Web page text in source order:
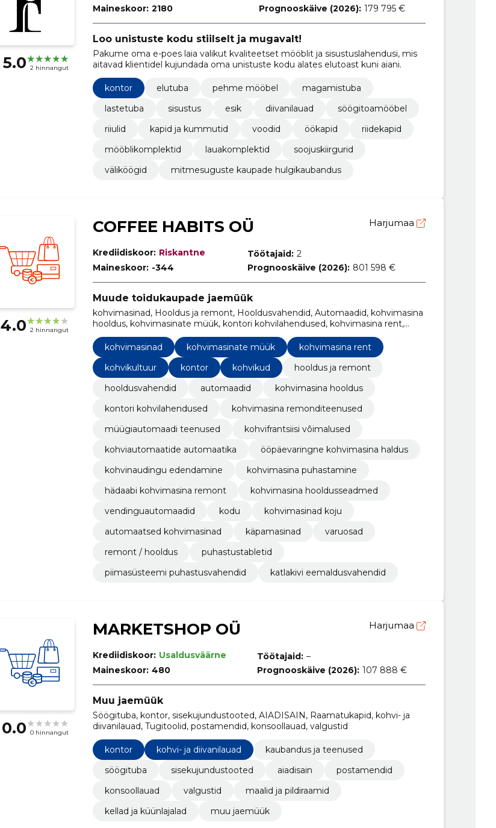
5.0 2 hinnangut
Maineskoor: 2180
Prognooskäive (2026): 179 795 €
Loo unistuste kodu stiilselt ja mugavalt!
Pakume oma e-poes laia valikut kvaliteetset mööblit ja sisustuslahendusi, mis
aitavad klientidel kujundada oma unistuste kodu alates elutoast kuni aiani.
kontor elutuba pehme mööbel
magamistuba
lastetuba
sisustus esik diivanilauad
söögitoamööbel
riiulid
kapid ja kummutid voodid öökapid
riidekapid
mööblikomplektid
lauakomplektid
soojuskiirgurid
väliköögid
mitmesuguste kaupade hulgikaubandus
4.0 2 hinnangut
COFFEE HABITS OÜ Harjumaa
Krediidiskoor: Riskantne
Maineskoor: -344
Töötajaid: 2
Prognooskäive (2026): 801 598 €
Muude toidukaupade jaemüük
kohvimasinad, Hooldus ja remont, Hooldusvahendid, Automaadid, kohvimasina
hooldus, kohvimasinate müük, kontori kohvilahendused, kohvimasina rent,
kohvimasina remonditeenused, müügiautomaadi teenused
kohvimasinad
kohvimasinate müük
kohvimasina rent
kohvikultuur
kontor kohvikud
hooldus ja remont
hooldusvahendid
automaadid
kohvimasina hooldus
kontori kohvilahendused
kohvimasina remonditeenused
müügiautomaadi teenused
kohvifrantsiisi võimalused
kohviautomaatide automaatika
ööpäevaringne kohvimasina haldus
kohvinaudingu edendamine
kohvimasina puhastamine
hädaabi kohvimasina remont
kohvimasina hooldusseadmed
vendinguautomaadid
kodu
kohvimasinad koju
automaatsed kohvimasinad
käpamasinad
varuosad
remont / hooldus
puhastustabletid
piimasüsteemi puhastusvahendid
katlakivi eemaldusvahendid
0.0 0 hinnangut
MARKETSHOP OÜ Harjumaa
Krediidiskoor: Usaldusväärne
Maineskoor: 480
Töötajaid: –
Prognooskäive (2026): 107 888 €
Muu jaemüük
Söögituba, kontor, sisekujundustooted, AIADISAIN, Raamatukapid, kohvi- ja
diivanilauad, Tugitoolid, postamendid, konsoollauad, valgustid
kontor kohvi- ja diivanilauad
kaubandus ja teenused
söögituba
sisekujundustooted aiadisain
postamendid
konsoollauad
valgustid
maalid ja pildiraamid
kellad ja küünlajalad
muu jaemüük